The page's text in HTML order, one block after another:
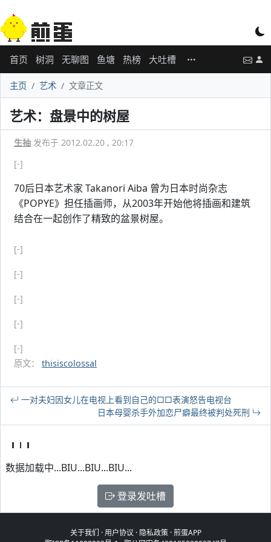
首页 树洞 无聊图 鱼塘 热榜 大吐槽
主页 艺术 文章正文
艺术：盘景中的树屋
生抽 发布于 2012.02.20 , 20:17
[-]
70后日本艺术家 Takanori Aiba 曾为日本时尚杂志
《POPYE》担任插画师，从2003年开始他将插画和建筑
结合在一起创作了精致的盆景树屋。
[-]
[-]
[-]
[-]
[-]
原文： thisiscolossal
一对夫妇因女儿在电视上看到自己的□□表演怒告电视台
日本母婴杀手外加恋尸癖最终被判处死刑
数据加载中...BIU...BIU...BIU...
登录发吐槽
关于我们 ·用户协议 · 隐私政策·煎蛋APP